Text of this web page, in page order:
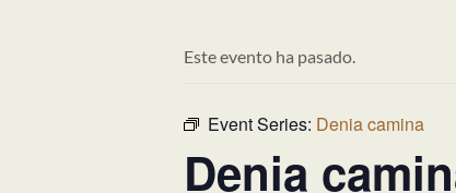
Este evento ha pasado.
Event Series: Denia camina
Denia